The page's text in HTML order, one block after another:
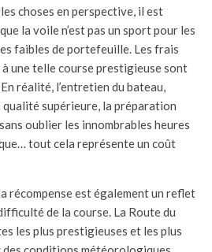
choses en perspective, il est
la voile n’est pas un sport pour les
faibles de portefeuille. Les frais
une telle course prestigieuse sont
réalité, l’entretien du bateau,
qualité supérieure, la préparation
oublier les innombrables heures
tout cela représente un coût
récompense est également un reflet
de la course. La Route du
les plus prestigieuses et les plus